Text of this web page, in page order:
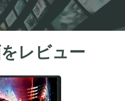
レビュー